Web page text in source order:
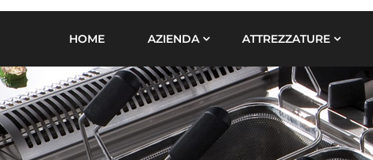
HOME AZIENDA ATTREZZATURE